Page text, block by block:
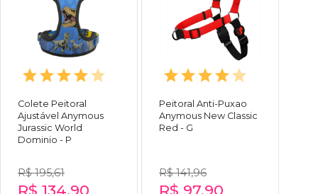
Colete Peitoral
Ajustável Anymous
Jurassic World
Dominio - P
R$ 195,61
R$ 134,90
Peitoral Anti-Puxao
Anymous New Classic
Red - G
R$ 141,96
R$ 97,90